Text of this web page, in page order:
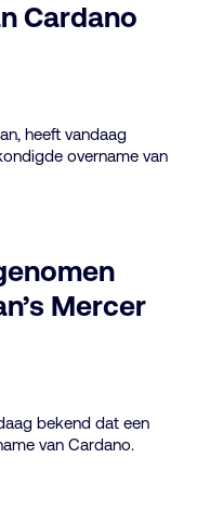
Cardano
heeft vandaag
overname van
Mercer
bekend dat een
van Cardano.